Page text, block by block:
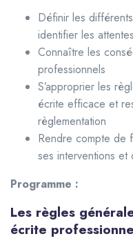
Définir les
identifier les
Connaître les
professionnels
S’approprier les
écrite efficace et
règlementation
Rendre compte de
ses interventions et
Programme :
Les règles
écrite